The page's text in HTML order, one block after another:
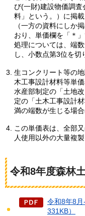
び(一財)建設物価調査
料」という。）に掲
（一方の資料にしか
おり、単価欄を「＊
処理については、端
し、小数点第3位を切
生コンクリート等の
木工事設計材料等単
水産部制定の「土地
定の「土木工事設計
満の端数が生じる場
この単価表は、全部
人使用以外の大量複
令和8年度森林
令和8年8月
331KB）